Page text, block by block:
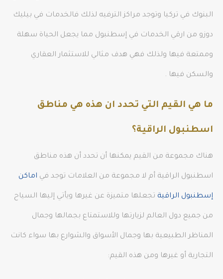
البنوك في تركيا وتوجد مراكز الترفيه لذلك فالخدمات في بيليك
دوزو من ارقي الخدمات في إسطنبول مما يجعل الحياة سهلة
وممتعة فيها ولذلك فهي هدف مثالي للاستثمار العقاري
والسكن فيها .
ما هي القيم التي تحدد ان هذه هي مناطق
اسطنبول الراقية؟
هناك مجموعة من القيم يمكنها أن تحدد أن هذه مناطق
اسطنبول الراقية أم لا مجموعة من العلامات توجد في اماكن
إسطنبول الراقية تجعلها متميزة عن غيرها ويأتي إليها السياح
من جميع دول العالم لزيارتها وللاستمتاع بجمالها وجمال
المناظر الطبيعية بها وجمال الأسواق والشوارع بها سواء كانت
التجارية أو غيرها ومن هذه القيم: